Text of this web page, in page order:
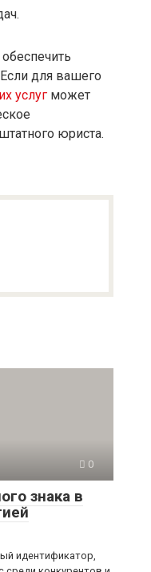
для вашего
услуг может
юриста.
0
знака в
идентификатор,